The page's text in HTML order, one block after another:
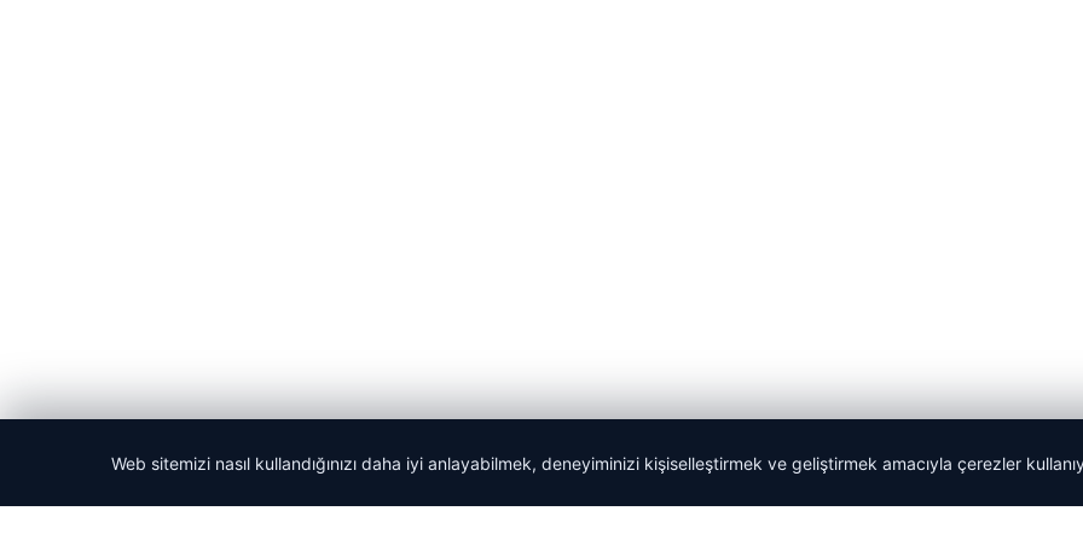
Web sitemizi nasıl kullandığınızı daha iyi anlayabilmek, deneyiminizi kişiselleştirmek ve geliştirmek amacıyla çerezler